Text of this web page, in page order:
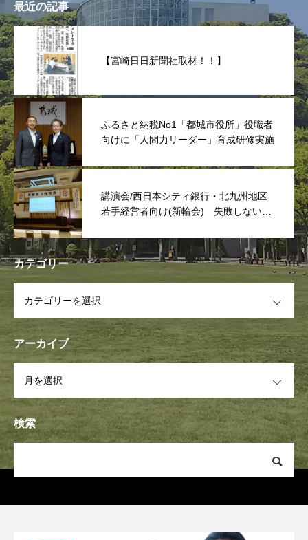
最近の記事
【宮崎日日新聞社取材！！】
ふるさと納税No1「都城市役所」役職者
向けに「人間力リーダー」育成研修実施
講演会/西日本シティ銀行・北九州地区
若手経営者向け(新輪会) 失敗しない次
カテゴリー
アーカイブ
検索